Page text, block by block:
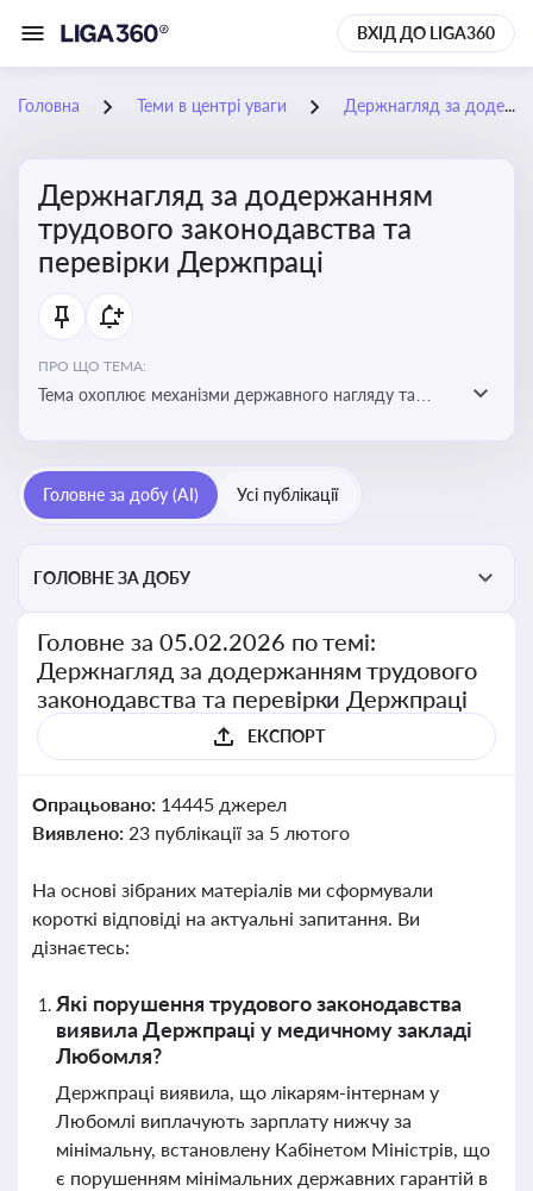
ВХІД ДО LIGA360
Головна Теми в центрі уваги Держнагляд за додержанням трудового законодавства та перевірки Держпраці
Держнагляд за додержанням
трудового законодавства та
перевірки Держпраці
ПРО ЩО ТЕМА:
Тема охоплює механізми державного нагляду та
Головне за добу (AI) Усі публікації
ГОЛОВНЕ ЗА ДОБУ
Головне за 05.02.2026 по темі:
Держнагляд за додержанням трудового
законодавства та перевірки Держпраці
ЕКСПОРТ
Опрацьовано: 14445 джерел
Виявлено: 23 публікації за 5 лютого
На основі зібраних матеріалів ми сформували
короткі відповіді на актуальні запитання. Ви
дізнаєтесь:
Які порушення трудового законодавства
виявила Держпраці у медичному закладі
Любомля?
Держпраці виявила, що лікарям-інтернам у
Любомлі виплачують зарплату нижчу за
мінімальну, встановлену Кабінетом Міністрів, що
є порушенням мінімальних державних гарантій в